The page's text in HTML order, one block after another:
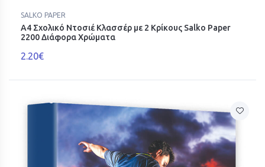
SALKO PAPER
Α4 Σχολικό Ντοσιέ Κλασσέρ με 2 Κρίκους Salko Paper
2200 Διάφορα Χρώματα
2.20€